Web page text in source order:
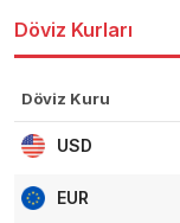
Döviz Kurları
Döviz Kuru
USD
EUR